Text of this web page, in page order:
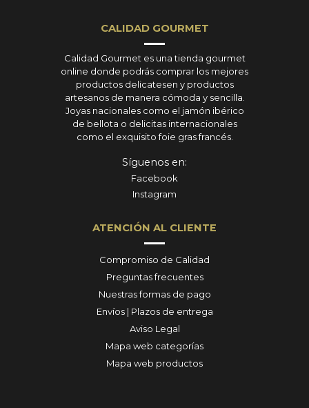
CALIDAD GOURMET
Calidad Gourmet es una tienda gourmet
online donde podrás comprar los mejores
productos delicatesen y productos
artesanos de manera cómoda y sencilla.
Joyas nacionales como el jamón ibérico
de bellota o delicitas internacionales
como el exquisito foie gras francés.
Síguenos en:
Facebook
Instagram
ATENCIÓN AL CLIENTE
Compromiso de Calidad
Preguntas frecuentes
Nuestras formas de pago
Envíos | Plazos de entrega
Aviso Legal
Mapa web categorías
Mapa web productos